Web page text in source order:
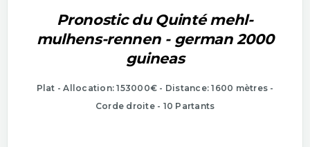
Pronostic du Quinté mehl-
mulhens-rennen - german 2000
guineas
Plat - Allocation: 153000€ - Distance: 1600 mètres -
Corde droite - 10 Partants